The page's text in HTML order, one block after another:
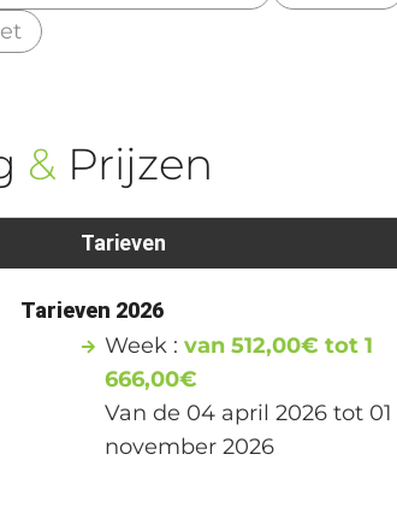
& Prijzen
Tarieven
Tarieven 2026
Week :van 512,00€ tot 1
666,00€
Van de 04 april 2026 tot 01
november 2026